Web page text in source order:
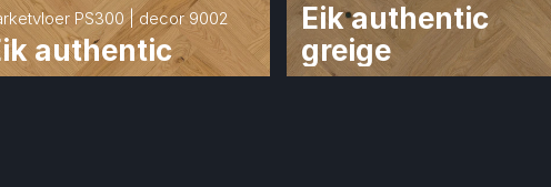
PS300 | decor 9002
authentic
Eik authentic
greige